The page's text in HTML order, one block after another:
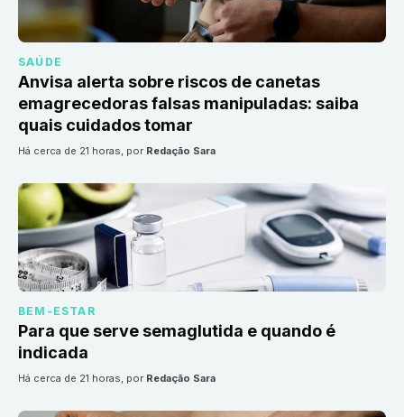
SAÚDE
Anvisa alerta sobre riscos de canetas
emagrecedoras falsas manipuladas: saiba
quais cuidados tomar
há cerca de 21 horas, por Redação Sara
BEM-ESTAR
Para que serve semaglutida e quando é
indicada
há cerca de 21 horas, por Redação Sara